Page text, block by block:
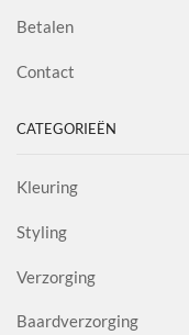
Betalen
Contact
CATEGORIEËN
Kleuring
Styling
Verzorging
Baardverzorging